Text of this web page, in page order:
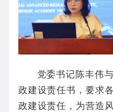
党委书记陈丰伟
政建设责任书，要求
政建设责任，为营造